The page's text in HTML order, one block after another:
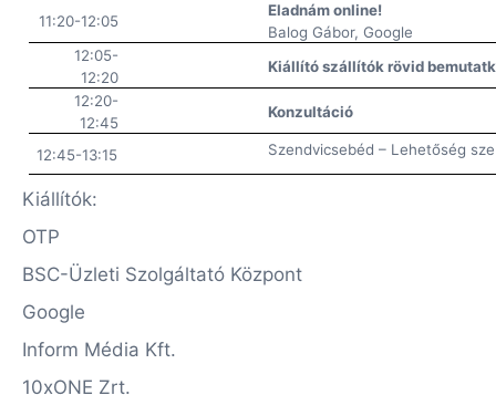
11:20-12:05
Eladnám online!
Balog Gábor, Google
12:05-
12:20
Kiállító szállítók rövid
12:20-
12:45
Konzultáció
12:45-13:15 Szendvicsebéd – Lehetőség
Kiállítók:
OTP
BSC-Üzleti Szolgáltató Központ
Google
Inform Média Kft.
10xONE Zrt.